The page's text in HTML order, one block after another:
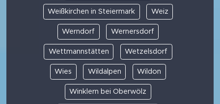
Weißkirchen in Steiermark Weiz
Werndorf Wernersdorf
Wettmannstätten Wetzelsdorf
Wies Wildalpen Wildon
Winklern bei Oberwölz